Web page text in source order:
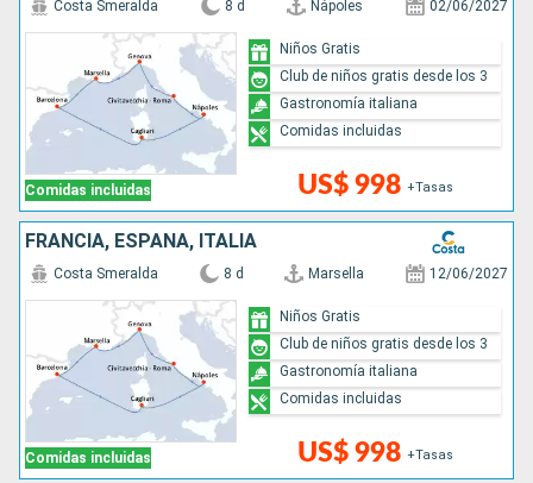
Comidas incluidas
Costa Smeralda 8 d Nápoles 02/06/2027
US$ 998 +Tasas
Niños Gratis
Club de niños gratis desde los 3
Gastronomía italiana
Comidas incluidas
FRANCIA, ESPAÑA, ITALIA
Comidas incluidas
Costa Smeralda 8 d Marsella 12/06/2027
US$ 998 +Tasas
Niños Gratis
Club de niños gratis desde los 3
Gastronomía italiana
Comidas incluidas